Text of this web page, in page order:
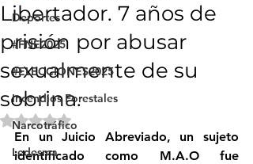
Deportes
#FNE2025
#ELECCIONES2025
Incendios Forestales
Narcotráfico
Ledesma
Libertador. 7 años de
prisión por abusar
sexualmente de su
sobrina.
Obtuvo NaN de 5 estrellas.
En un Juicio Abreviado, un sujeto
identificado como M.A.O fue